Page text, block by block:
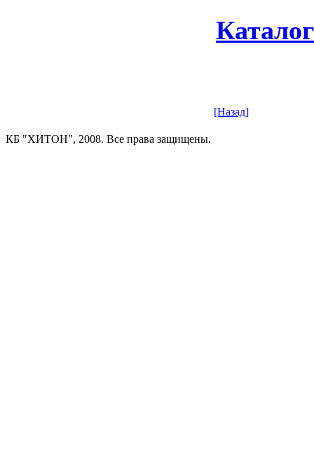
[Назад]
КБ "ХИТОН", 2008. Все права защищены.